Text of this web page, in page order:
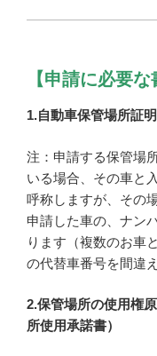
【申請に必要な
1.自動車保管場所証
注：申請する保管場
いる場合、その車と
呼称しますが、その
申請した車の、ナン
ります（複数のお車
の代替車番号を間違
2.保管場所の使用権
所使用承諾書）